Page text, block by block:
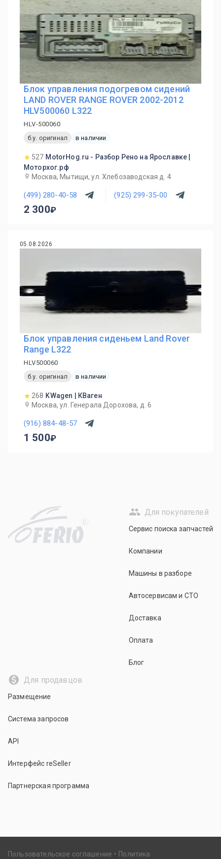
Блок управления подогревом сидений
LAND ROVER RANGE ROVER 2002-2012
HLV500060 L322
HLV-500060
б.у. оригинал
в наличии
527 MotorHog.ru - Разбор Рено на Ярославке |
Моторхог.рф
Москва, Мытищи, ул. Хлебозаводская д. 4
(499) 280-40-58 (925) 299-35-00
2 300
05.08.2026
Блок управления сиденьем Land Rover
Range L322
HLV500060
б.у. оригинал
в наличии
268 KWagen | КВаген
Москва, ул. Генерала Дорохова, д. 6
(916) 884-48-57
1 500
R
Для покупателей
Сервис поиска запчастей
Компании
Машины в разборе
Автосервисам и СТО
Доставка
Оплата
Блог
Для продавцов
Размещение
Система запросов
API
Интерфейс reSeller
Партнерская программа
Пользовательское соглашение Политика